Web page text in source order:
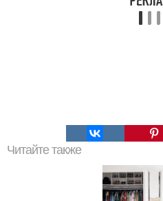
Читайте также